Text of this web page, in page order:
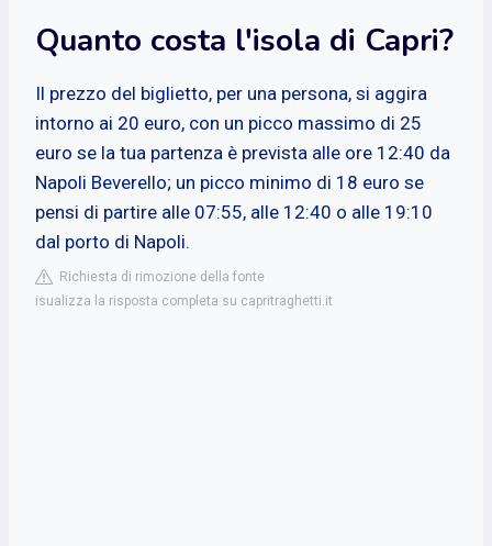
Quanto costa l'isola di Capri?
Il prezzo del biglietto, per una persona, si aggira
intorno ai 20 euro, con un picco massimo di 25
euro se la tua partenza è prevista alle ore 12:40 da
Napoli Beverello; un picco minimo di 18 euro se
pensi di partire alle 07:55, alle 12:40 o alle 19:10
dal porto di Napoli.
Richiesta di rimozione della fonte
isualizza la risposta completa su capritraghetti.it